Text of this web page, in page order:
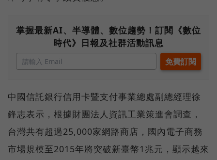
掌握最新AI、半導體、數位趨勢！訂閱《數位
時代》日報及社群活動訊息
中國信託銀行信用卡暨支付事業總處副總經理徐
鋒志表示，根據財團法人資訊工業策進會調查，
台灣共有超過25,000家網路商店，國內電子商務
市場規模至2015年將突破新臺幣1兆元，顯示越來